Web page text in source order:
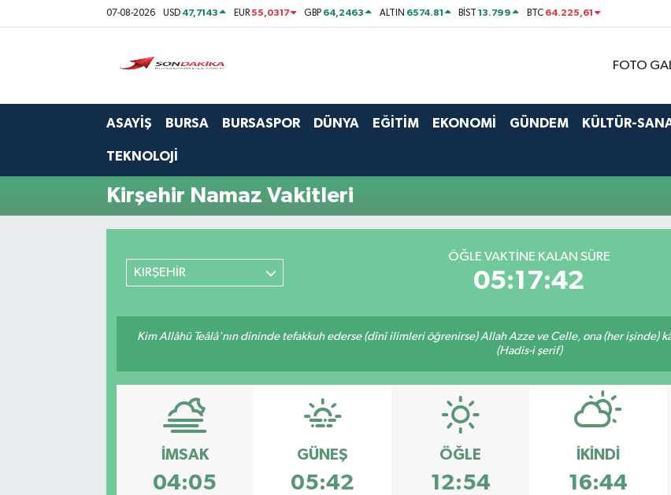
07-08-2026 USD 47,7143 EUR55,0317 GBP 64,2463 ALTIN 6574.81 BİST13.799 BTC 64.225,61
FOTO
ASAYİŞ BURSA BURSASPOR DÜNYA EĞİTİM EKONOMİ GÜNDEM KÜLTÜR-
TEKNOLOJİ
Kirşehir Namaz Vakitleri
KIRŞEHİR
ÖĞLE VAKTINE KALAN SÜRE
05:17:41
Kim Allâhü Teâlâ'nın dininde tefakkuh ederse (dînî ilimleri öğrenirse) Allah Azze ve Celle, ona (her işinde)
(Hadis-i şerif)
İMSAK
04:05
GÜNEŞ
05:42
ÖĞLE
12:54
İKINDI
16:44
Ekonomi
Foto Galeri